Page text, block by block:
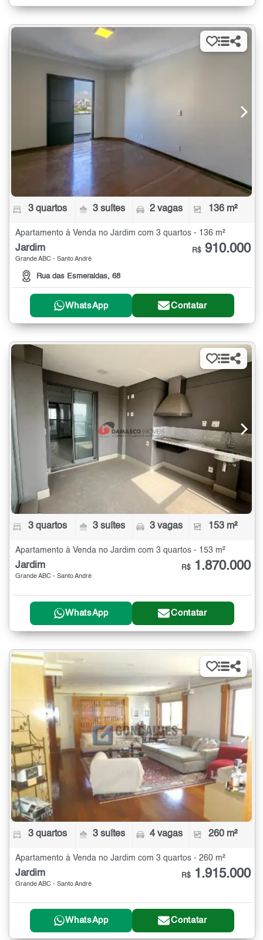
3 quartos 3 suítes 2 vagas 136 m²
Apartamento à Venda no Jardim com 3 quartos - 136 m²
Jardim
Grande ABC - Santo André
Rua das Esmeraldas, 68
R$ 910.000
WhatsApp Contatar
3 quartos 3 suítes 3 vagas 153 m²
Apartamento à Venda no Jardim com 3 quartos - 153 m²
Jardim
Grande ABC - Santo André
R$ 1.870.000
WhatsApp Contatar
3 quartos 3 suítes 4 vagas 260 m²
Apartamento à Venda no Jardim com 3 quartos - 260 m²
Jardim
Grande ABC - Santo André
R$ 1.915.000
WhatsApp Contatar